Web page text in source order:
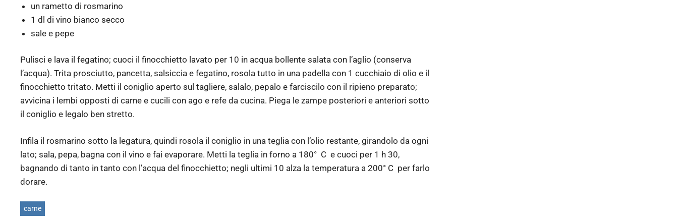
un rametto di rosmarino
1 dl di vino bianco secco
sale e pepe
Pulisci e lava il fegatino; cuoci il finocchietto lavato per 10 in acqua bollente salata con l’aglio (conserva
l’acqua). Trita prosciutto, pancetta, salsiccia e fegatino, rosola tutto in una padella con 1 cucchiaio di olio e il
finocchietto tritato. Metti il coniglio aperto sul tagliere, salalo, pepalo e farciscilo con il ripieno preparato;
avvicina i lembi opposti di carne e cucili con ago e refe da cucina. Piega le zampe posteriori e anteriori sotto
il coniglio e legalo ben stretto.
Infila il rosmarino sotto la legatura, quindi rosola il coniglio in una teglia con l’olio restante, girandolo da ogni
lato; sala, pepa, bagna con il vino e fai evaporare. Metti la teglia in forno a 180° C e cuoci per 1 h 30,
bagnando di tanto in tanto con l’acqua del finocchietto; negli ultimi 10 alza la temperatura a 200° C per farlo
dorare.
carne